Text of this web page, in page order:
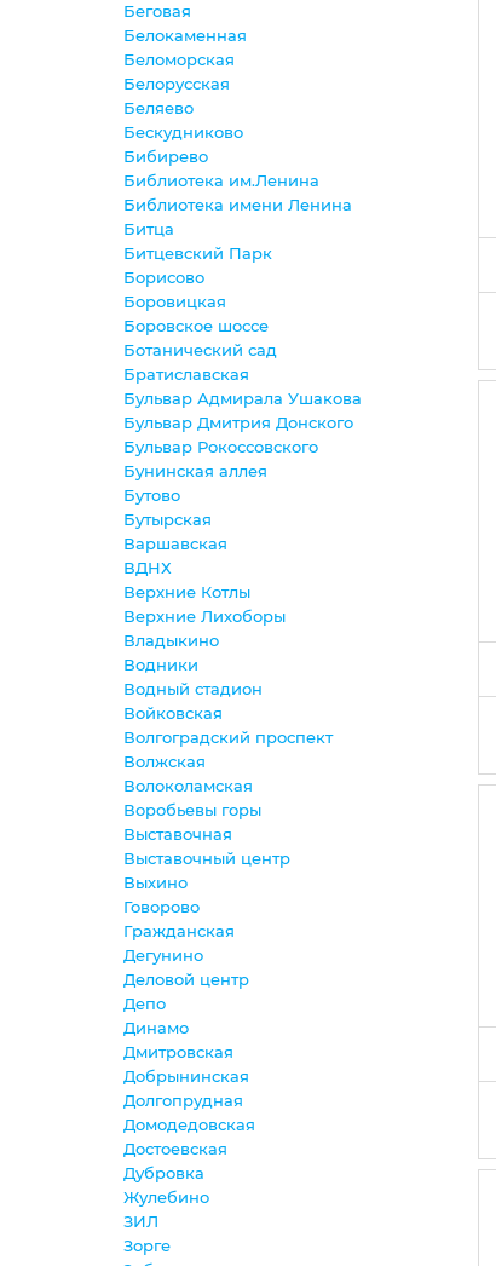
Беговая
Белокаменная
Беломорская
Белорусская
Беляево
Бескудниково
Бибирево
Библиотека им.Ленина
Библиотека имени Ленина
Битца
Битцевский Парк
Борисово
Боровицкая
Боровское шоссе
Ботанический сад
Братиславская
Бульвар Адмирала Ушакова
Бульвар Дмитрия Донского
Бульвар Рокоссовского
Бунинская аллея
Бутово
Бутырская
Варшавская
ВДНХ
Верхние Котлы
Верхние Лихоборы
Владыкино
Водники
Водный стадион
Войковская
Волгоградский проспект
Волжская
Волоколамская
Воробьевы горы
Выставочная
Выставочный центр
Выхино
Говорово
Гражданская
Дегунино
Деловой центр
Депо
Динамо
Дмитровская
Добрынинская
Долгопрудная
Домодедовская
Достоевская
Дубровка
Жулебино
ЗИЛ
Зорге